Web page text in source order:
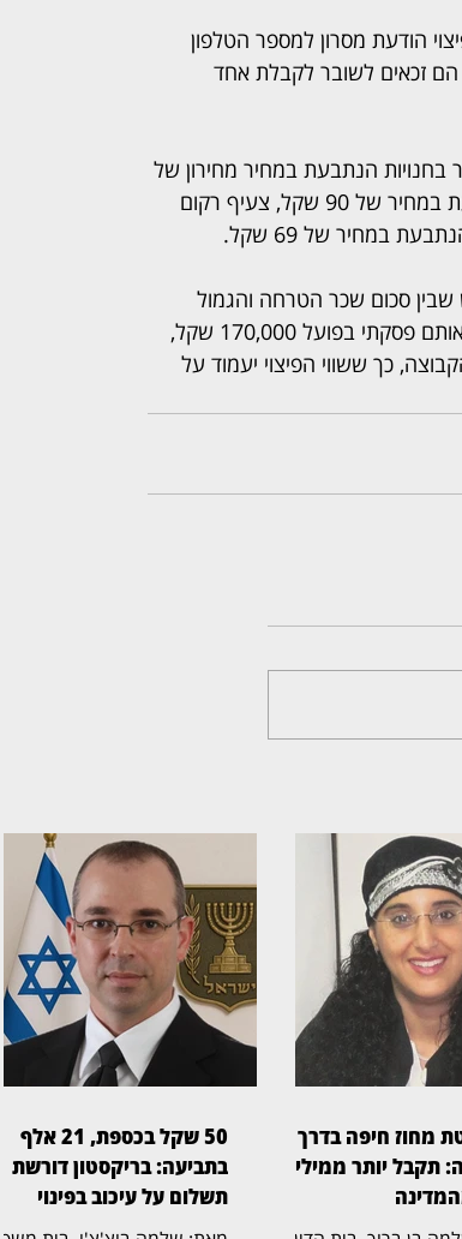
הודעת מסרון למספר הטלפון
זכאים לשובר לקבלת אחד
בחנויות הנתבעת במחיר מחירון של
99 שקל, כובע של מועדון הפועל תל אביב אשר נמכר בחנויות הנתבעת במחיר של 90 שקל, צעיף רקום
במחיר של 69 שקל.
סכום שכר הטרחה והגמול
המוסכמים והמומלצים 250,000 שקל לבין סכום שכר הטרחה והגמול אותם פסקתי בפועל 170,000 שקל,
הקבוצה, כך ששווי הפיצוי יעמוד על
מחוז חיפה בדרך
תקבל יותר ממיליון
50 שקל בכספת, 21 אלף
בתביעה: בריקסטון דורשת
תשלום על עיכוב בפינוי